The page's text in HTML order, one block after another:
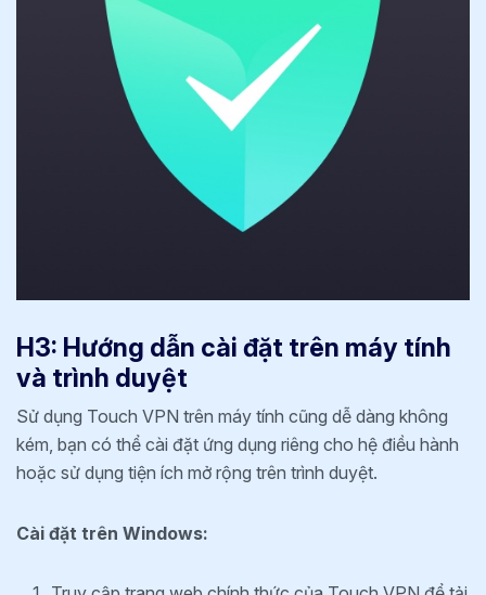
H3: Hướng dẫn cài đặt trên máy tính
và trình duyệt
Sử dụng Touch VPN trên máy tính cũng dễ dàng không
kém, bạn có thể cài đặt ứng dụng riêng cho hệ điều hành
hoặc sử dụng tiện ích mở rộng trên trình duyệt.
Cài đặt trên Windows: